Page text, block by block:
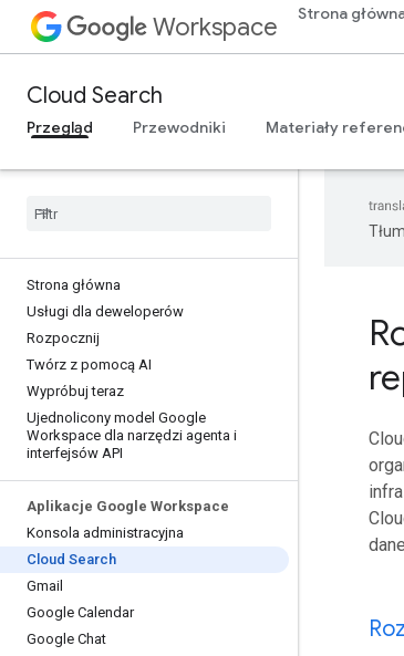
Workspace Strona
Cloud Search
Przegląd Przewodniki Materiały
Strona główna
Usługi dla deweloperów
Rozpocznij
Twórz z pomocą AI
Wypróbuj teraz
Ujednolicony model Google
Workspace dla narzędzi agenta i
interfejsów API
Aplikacje Google Workspace
Konsola administracyjna
Cloud Search
Gmail
Google Calendar
Google Chat